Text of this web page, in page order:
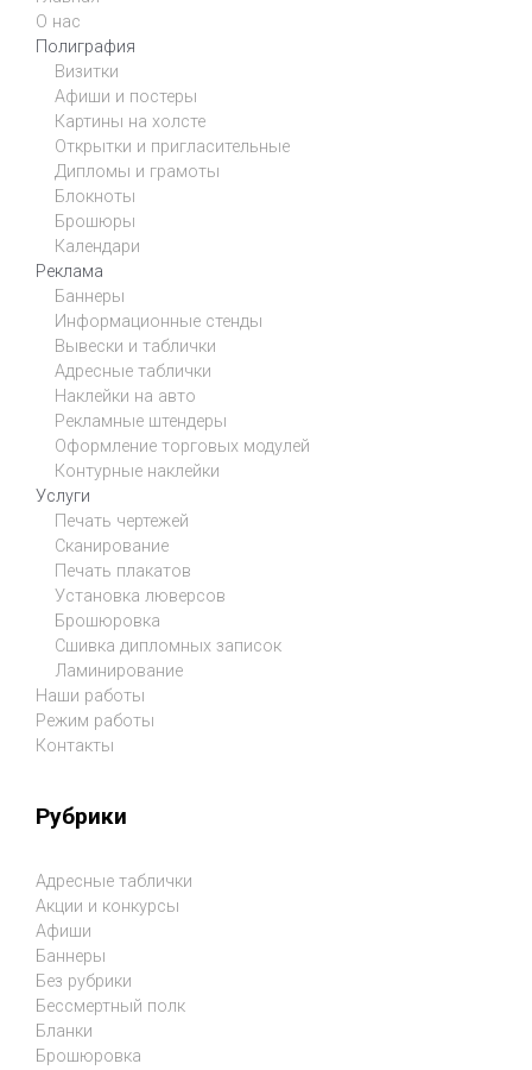
О нас
Полиграфия
Визитки
Афиши и постеры
Картины на холсте
Открытки и пригласительные
Дипломы и грамоты
Блокноты
Брошюры
Календари
Реклама
Баннеры
Информационные стенды
Вывески и таблички
Адресные таблички
Наклейки на авто
Рекламные штендеры
Оформление торговых модулей
Контурные наклейки
Услуги
Печать чертежей
Сканирование
Печать плакатов
Установка люверсов
Брошюровка
Сшивка дипломных записок
Ламинирование
Наши работы
Режим работы
Контакты
Рубрики
Адресные таблички
Акции и конкурсы
Афиши
Баннеры
Без рубрики
Бессмертный полк
Бланки
Брошюровка